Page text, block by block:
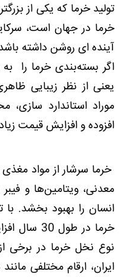
تولید خرما که یکی از
خرما در جهان است،
آینده ای روشن داشته
اگر بسته‌بندی خرما را
یعنی از نظر زیبایی
موراد استاندارد
افزوده و افزایش قیمت
خرما سرشار از مواد
معدنی، ویتامین‌ها و
انسان را بهبود بخشد.
نوع نخل خرما در
ایران، ارقام مختلفی